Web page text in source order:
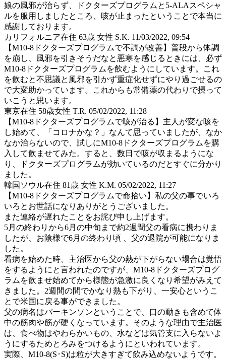
娘の風邪が治らず、ドクターズプログラムと5-ALAスペシャ
ルを服用しましたところ、咳が止まったということで本当に
感謝しております。
カリフォルニア在住 63歳 女性 S.K. 11/03/2022, 09:54
【M10-8ドクターズプログラムで不調が改善】普段から体調
を崩し、風邪を引きそうだなと悪寒を感じるときには、必ず
M10-8ドクターズプログラムを飲むようにしています。これ
を飲むと不思議と風邪を引かず重症化せずにやり過ごせるの
で大変助かっています。これからも常備薬の代わりで摂って
いこうと思います。
東京在住 58歳女性 T.R. 05/02/2022, 11:28
【M10-8ドクターズプログラムで咳が治る】主人が変な咳を
し始めて、「コロナかな？」なんて思っていましたが、なか
なか治らないので、試しにM10-8ドクターズプログラムを購
入して飲ませてみた。すると、数日で咳が収まるようにな
り、ドクターズプログラムが効いているのだとすぐに分かり
ました。
韓国ソウル在住 81歳 女性 K.M. 05/02/2022, 11:27
【M10-8ドクターズプログラムで命拾い】私の父の事でいろ
いろとお世話になりありがとうございました。
また連絡が遅れたことをお詫び申し上げます。
5月の終わりから6月の中旬まで約2週間父の看病に携わりま
したが、お陰様で6月の終わり頃 、父の退院が可能になりま
した。
看病を始めた時、主治医から父の熱が下がらない場合は覚悟
をするようにと言われたのですが、M10-8ドクターズプログ
ラムを飲ませ始めてから様態が急激に良くなり希望がみえて
きました。2週間の間でかなり熱も下がり、一安心というこ
とで米国に戻る事ができました。
父の病名はパーキンソンということで、口の動きも含めて体
中の筋肉や筋が硬くなっています。そのような理由で主治医
は、食べ物はやわらかいもの、水などは気管支に入らないよ
うにするためとろみをつけるようにといわれています。
実際、M10-8(S･S)は粒が大きすぎて飲み込めないようです。